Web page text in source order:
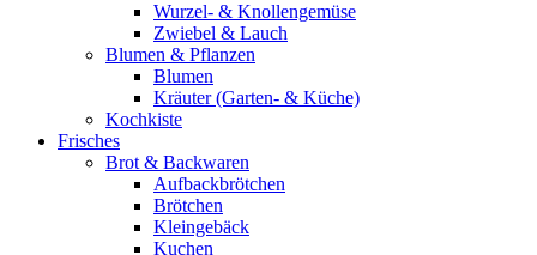
Wurzel- & Knollengemüse
Zwiebel & Lauch
Blumen & Pflanzen
Blumen
Kräuter (Garten- & Küche)
Kochkiste
Frisches
Brot & Backwaren
Aufbackbrötchen
Brötchen
Kleingebäck
Kuchen